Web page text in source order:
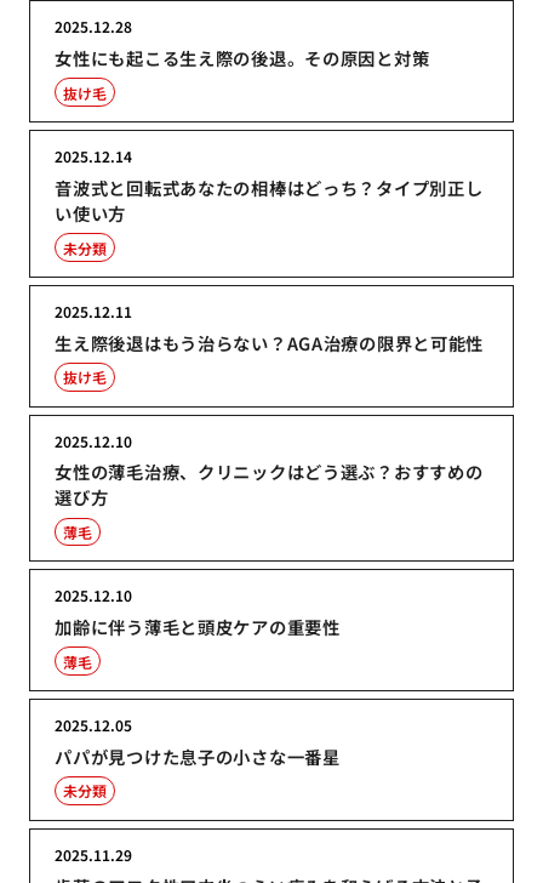
女性にも起こる生え際の後退。その原因と対策
2025.12.28
抜け毛
音波式と回転式あなたの相棒はどっち？タイプ別正し
い使い方
2025.12.14
未分類
生え際後退はもう治らない？AGA治療の限界と可能性
2025.12.11
抜け毛
女性の薄毛治療、クリニックはどう選ぶ？おすすめの
選び方
2025.12.10
薄毛
加齢に伴う薄毛と頭皮ケアの重要性
2025.12.10
薄毛
パパが見つけた息子の小さな一番星
2025.12.05
未分類
2025.11.29